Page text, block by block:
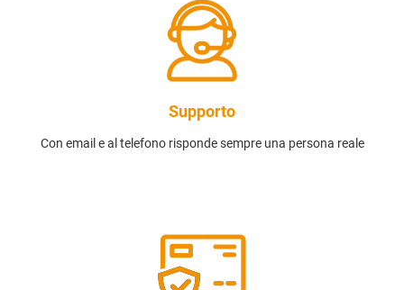
Supporto
Con email e al telefono risponde sempre una persona reale